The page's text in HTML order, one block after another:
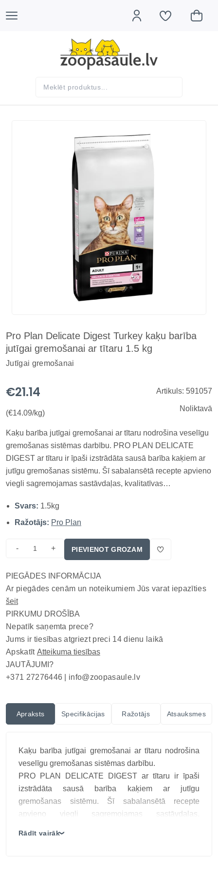
Pro Plan Delicate Digest Turkey kaķu barība
jutīgai gremošanai ar tītaru 1.5 kg
Jutīgai gremošanai
€21.14
(€14.09/kg)
Artikuls: 591057
Noliktavā
Kaķu barība jutīgai gremošanai ar tītaru nodrošina veselīgu
gremošanas sistēmas darbību. PRO PLAN DELICATE
DIGEST ar tītaru ir īpaši izstrādāta sausā barība kaķiem ar
jutīgu gremošanas sistēmu. Šī sabalansētā recepte apvieno
viegli sagremojamas sastāvdaļas, kvalitatīvas
mikrofloras līdzsvaru un uzlabotu kopējo kaķa veselību un
labsajūtu....
Svars: 1.5kg
Ražotājs: Pro Plan
- + PIEVIENOT GROZAM
PIEGĀDES INFORMĀCIJA
Ar piegādes cenām un noteikumiem Jūs varat iepazīties
šeit
PIRKUMU DROŠĪBA
Nepatīk saņemta prece?
Jums ir tiesības atgriezt preci 14 dienu laikā
Apskatīt Atteikuma tiesības
JAUTĀJUMI?
+371 27276446 | info@zoopasaule.lv
Apraksts Specifikācijas Ražotājs Atsauksmes
Kaķu barība jutīgai gremošanai ar tītaru nodrošina
veselīgu gremošanas sistēmas darbību.
PRO PLAN DELICATE DIGEST ar tītaru ir īpaši
izstrādāta sausā barība kaķiem ar jutīgu
gremošanas sistēmu. Šī sabalansētā recepte
apvieno viegli sagremojamas sastāvdaļas,
Rādīt vairāk❯